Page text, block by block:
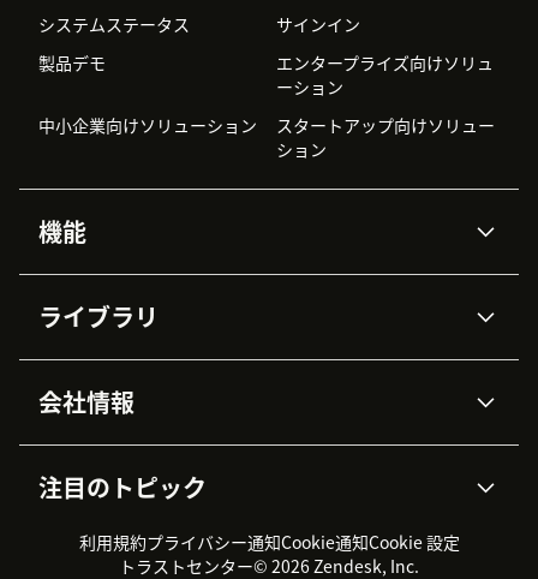
システムステータス
サインイン
製品デモ
エンタープライズ向けソリュ
ーション
中小企業向けソリューション
スタートアップ向けソリュー
ション
機能
Zendesk AI
高度なデータプライバシーと
データ保護
ナレッジベース
ワークフォースマネジメント
カスタマーポータル
ライブラリ
APIと開発者向け情報
AI研究
イベント情報
導入事例
トライアル体験とFAQ
会社情報
採用情報
インクルージョン＆ビロンギ
サステナビリティレポート
Zendesk Foundation
注目のトピック
CX Trends 2026
製品のアップデート情報
利用規約プライバシー通知Cookie通知Cookie 設定
トラストセンター© 2026 Zendesk, Inc.